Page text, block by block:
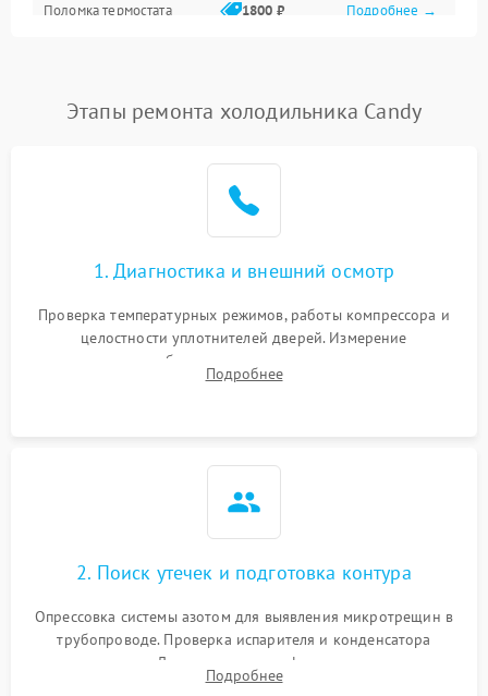
Поломка термостата 1800 ₽ Подробнее →
Поломка системы No Frost 2600 ₽ Подробнее →
работе
2000 ₽ Подробнее →
1000 ₽
1800 ₽
Этапы ремонта холодильника Candy
1. Диагностика и внешний осмотр
Проверка температурных режимов, работы компрессора и
целостности уплотнителей дверей. Измерение
сопротивления обмоток мотора, проверка термостата и
считывание кодов ошибок с электронного дисплея.
Подробнее
2. Поиск утечек и подготовка контура
Опрессовка системы азотом для выявления микротрещин в
трубопроводе. Проверка испарителя и конденсатора
течеискателем. Демонтаж старого фильтра-осушителя и
продувка капиллярной трубки для устранения засоров.
Подробнее